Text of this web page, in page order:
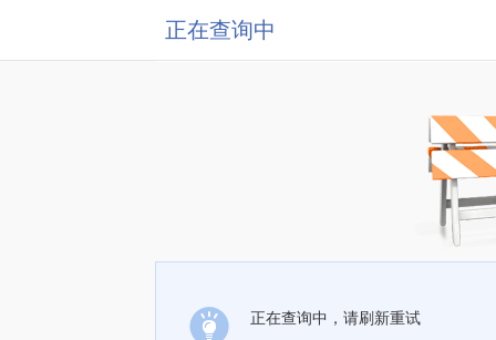
正在查询中
正在查询中，请刷新重试